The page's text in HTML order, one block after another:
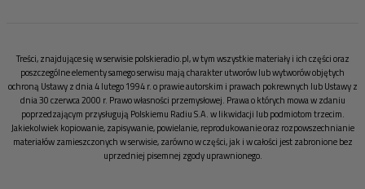
Treści, znajdujące się w serwisie polskieradio.pl, w tym wszystkie materiały i ich części oraz
poszczególne elementy samego serwisu mają charakter utworów lub wytworów objętych
ochroną Ustawy z dnia 4 lutego 1994 r. o prawie autorskim i prawach pokrewnych lub Ustawy z
dnia 30 czerwca 2000 r. Prawo własności przemysłowej. Prawa o których mowa w zdaniu
poprzedzającym przysługują Polskiemu Radiu S.A. w likwidacji lub podmiotom trzecim.
Jakiekolwiek kopiowanie, zapisywanie, powielanie, reprodukowanie oraz rozpowszechnianie
materiałów zamieszczonych w serwisie, zarówno w części, jak i w całości jest zabronione bez
uprzedniej pisemnej zgody uprawnionego.